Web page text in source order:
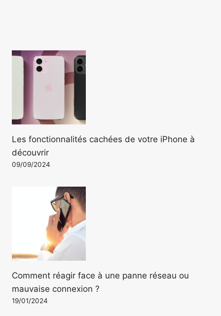
Les fonctionnalités cachées de votre iPhone à
découvrir
09/09/2024
Comment réagir face à une panne réseau ou
mauvaise connexion ?
19/01/2024